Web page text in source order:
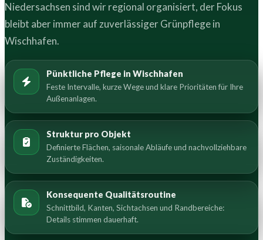
Niedersachsen sind wir regional organisiert, der Fokus
bleibt aber immer auf zuverlässiger Grünpflege in
Wischhafen.
Pünktliche Pflege in Wischhafen
Feste Intervalle, kurze Wege und klare Prioritäten für Ihre
Außenanlagen.
Struktur pro Objekt
Definierte Flächen, saisonale Abläufe und nachvollziehbare
Zuständigkeiten.
Konsequente Qualitätsroutine
Schnittbild, Kanten, Sichtachsen und Randbereiche:
Details stimmen dauerhaft.